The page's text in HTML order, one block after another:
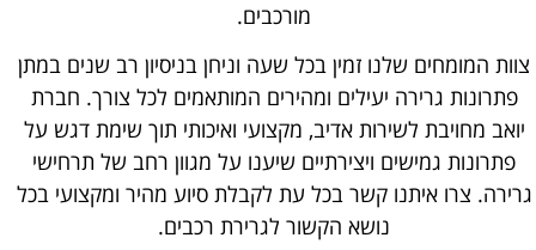
מורכבים.
צוות המומחים שלנו זמין בכל שעה וניחן בניסיון רב שנים במתן
פתרונות גרירה יעילים ומהירים המותאמים לכל צורך. חברת
יואב מחויבת לשירות אדיב, מקצועי ואיכותי תוך שימת דגש על
פתרונות גמישים ויצירתיים שיענו על מגוון רחב של תרחישי
גרירה. צרו איתנו קשר בכל עת לקבלת סיוע מהיר ומקצועי בכל
נושא הקשור לגרירת רכבים.